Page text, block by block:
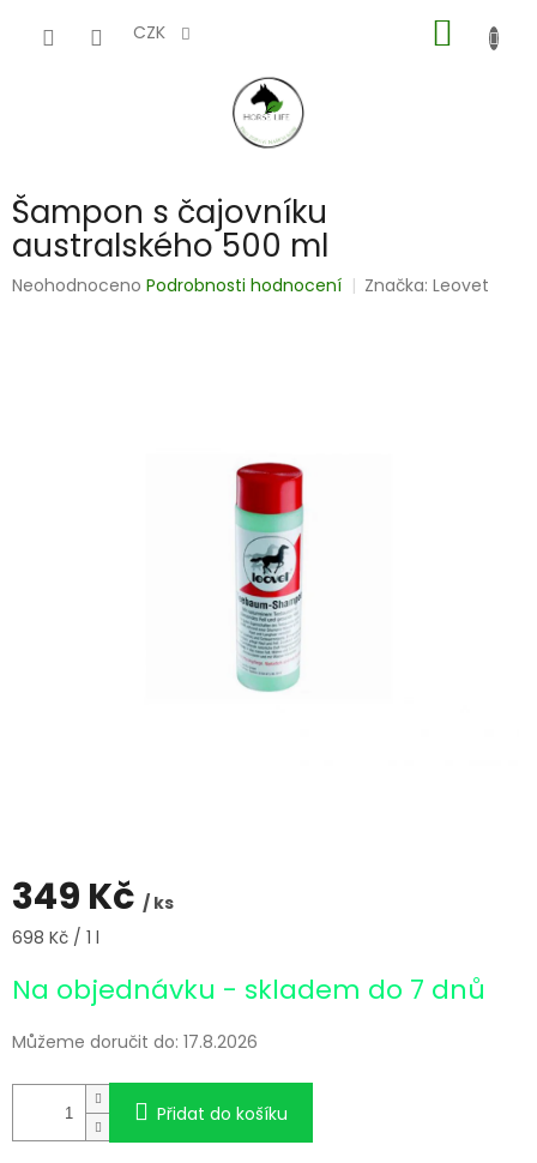
CZK
KOŠÍK
Šampon s čajovníku
australského 500 ml
Průměrné
Neohodnoceno Podrobnosti hodnocení Značka:Leovet
349 Kč / ks
Měrná
698 Kč / 1 l
Na objednávku - skladem do 7 dnů
Můžeme doručit do: 17.8.2026
Přidat do košíku